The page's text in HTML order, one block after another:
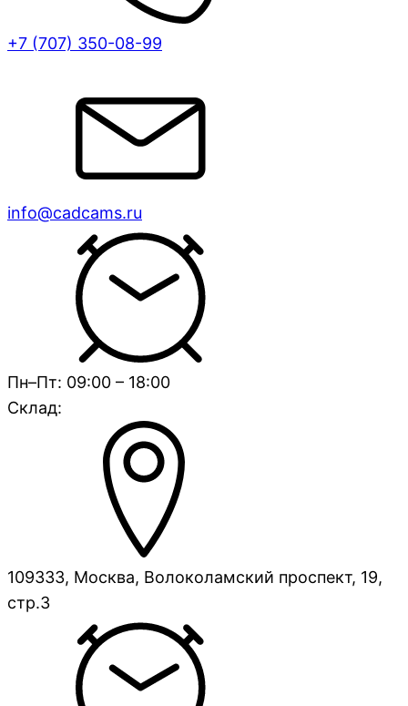
+7 (707) 350-08-99
info@cadcams.ru
Пн–Пт: 09:00 – 18:00
Склад:
109333, Москва, Волоколамский проспект, 19,
стр.3